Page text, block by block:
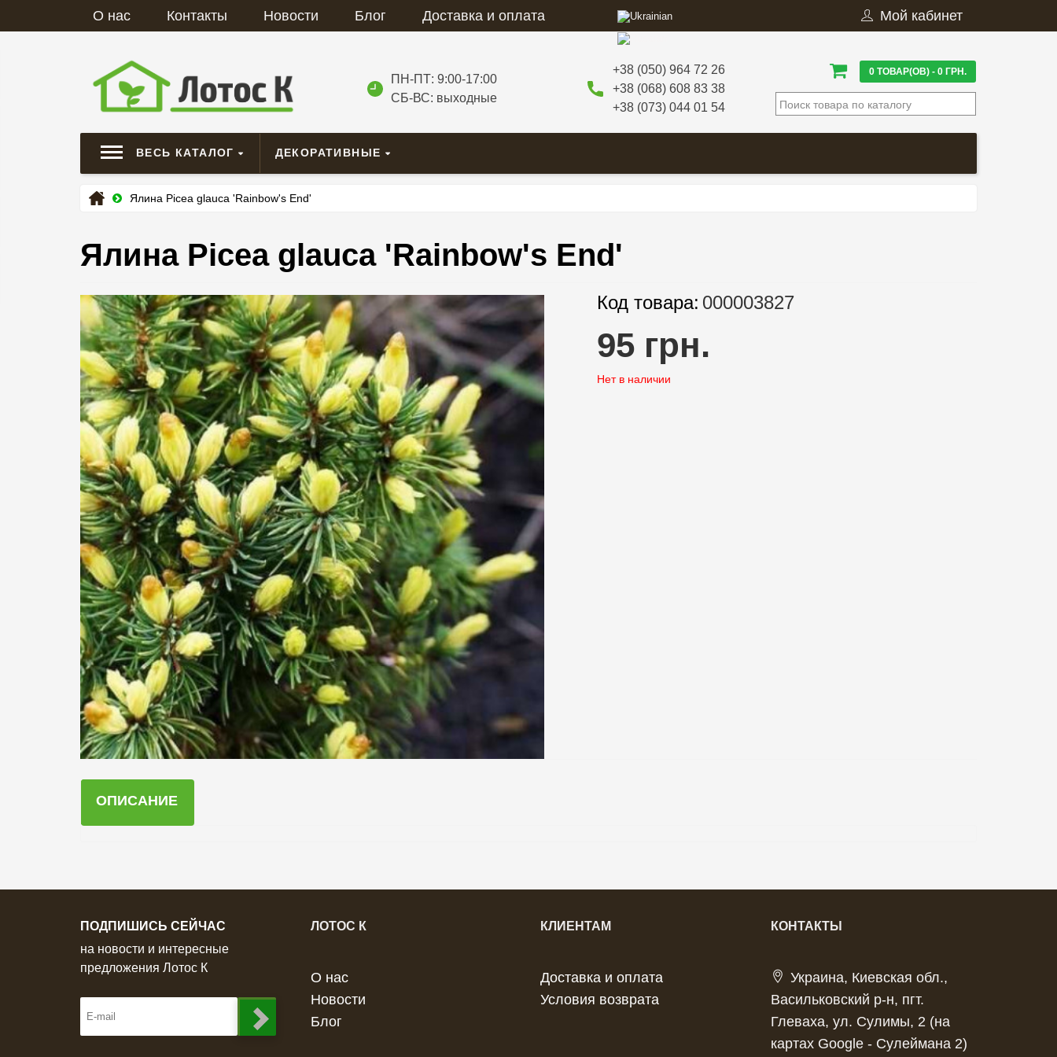
О нас Контакты Новости Блог Доставка и оплата Мой кабинет
ПН-ПТ: 9:00-17:00
СБ-ВС: выходные
+38 (050) 964 72 26
+38 (068) 608 83 38
+38 (073) 044 01 54
0 ТОВАР(ОВ) - 0 ГРН.
ВЕСЬ КАТАЛОГ ДЕКОРАТИВНЫЕ
Ялина Picea glauca 'Rainbow's End'
Ялина Picea glauca 'Rainbow's End'
Код товара: 000003827
95 грн.
Нет в наличии
ОПИСАНИЕ
ПОДПИШИСЬ СЕЙЧАС
на новости и интересные
предложения Лотос К
ЛОТОС К
О нас
Новости
Блог
КЛИЕНТАМ
Доставка и оплата
Условия возврата
КОНТАКТЫ
Украина, Киевская обл.,
Васильковский р-н, пгт.
Глеваха, ул. Сулимы, 2 (на
картах Google - Сулеймана 2)